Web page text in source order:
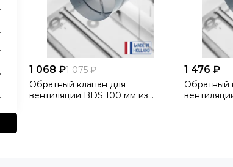
1 068 ₽1 075 ₽
Обратный клапан для
вентиляции BDS 100 мм из
1 476 ₽
Обратный